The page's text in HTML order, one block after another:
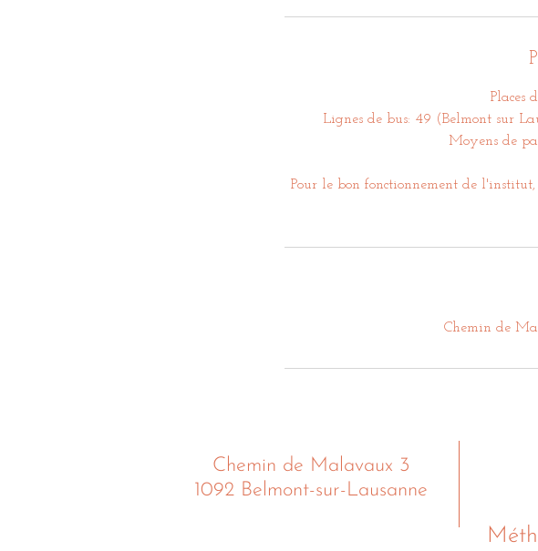
Places
Lignes de bus: 49 (Belmont sur
Moyens de
Pour le bon fonctionnement de
Chemin de
Chemin de Malavaux 3
1092 Belmont-sur-Lausanne